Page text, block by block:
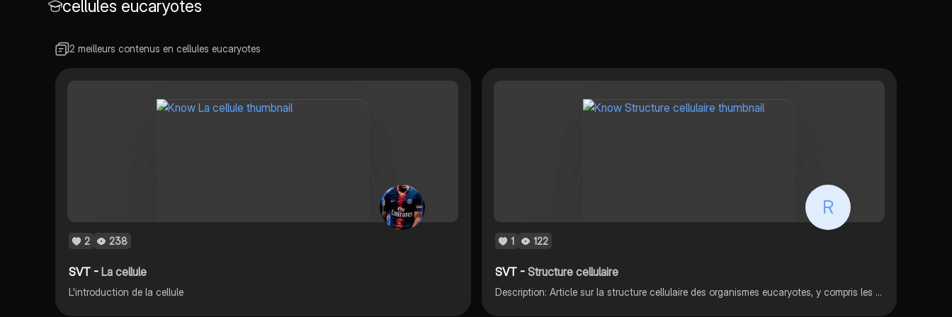
mitochondries,
étudiants en biologie
cellules eucaryotes
2 meilleurs contenus en cellules eucaryotes
2 238
SVT -La cellule
L'introduction de la cellule
R
1 122
SVT - Structure cellulaire
Description: Article sur la structure cellulaire des organismes eucaryotes, y compris les composants tels que la mitochondrie, le noyau et la membrane plasmique.